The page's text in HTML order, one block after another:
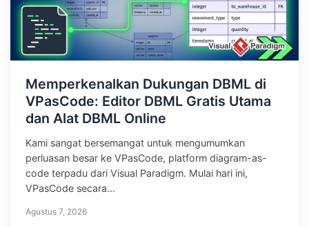
Memperkenalkan Dukungan DBML di
VPasCode: Editor DBML Gratis Utama
dan Alat DBML Online
Kami sangat bersemangat untuk mengumumkan
perluasan besar ke VPasCode, platform diagram-as-
code terpadu dari Visual Paradigm. Mulai hari ini,
VPasCode secara...
Agustus 7, 2026